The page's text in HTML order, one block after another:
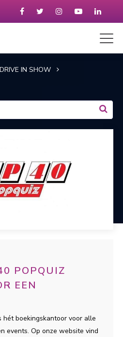
DRIVE IN SHOW
POPQUIZ
EEN
hét boekingskantoor voor alle
events. Op onze website vind